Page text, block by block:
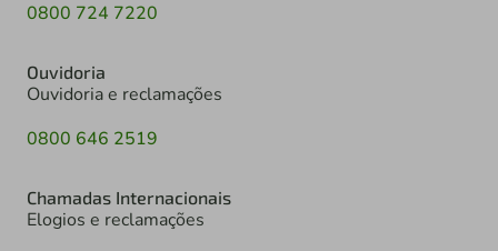
0800 724 7220
Ouvidoria
Ouvidoria e reclamações
0800 646 2519
Chamadas Internacionais
Elogios e reclamações